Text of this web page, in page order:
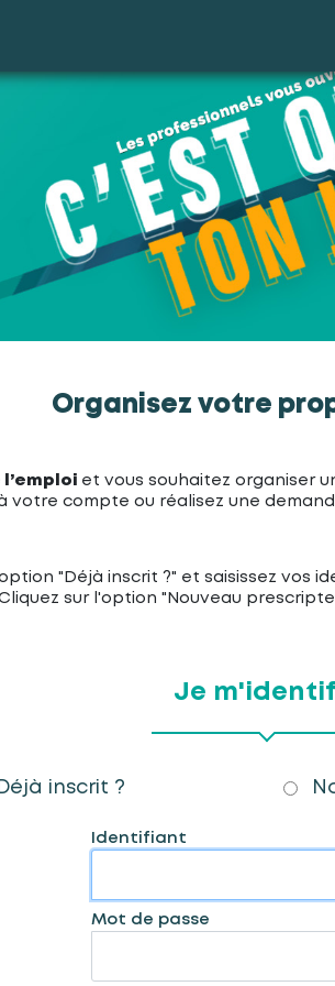
Organisez votre
et vous souhaitez organiser
votre compte ou réalisez une
"Déjà inscrit ?" et saisissez
sur l'option "Nouveau
Je
Déjà inscrit ?
Identifiant
Mot de passe